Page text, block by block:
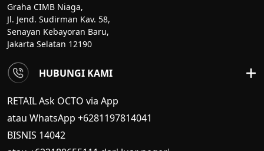
Graha CIMB Niaga,
Jl. Jend. Sudirman Kav. 58,
Senayan Kebayoran Baru,
Jakarta Selatan 12190
HUBUNGI KAMI
RETAIL Ask OCTO via App
atau WhatsApp +6281197814041
BISNIS 14042